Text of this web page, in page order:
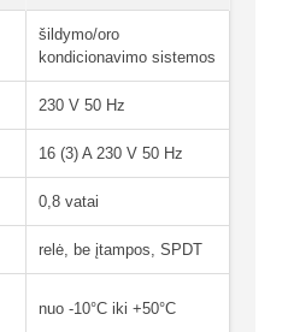
šildymo/oro
kondicionavimo sistemos
230 V 50 Hz
16 (3) A 230 V 50 Hz
0,8 vatai
relė, be įtampos, SPDT
nuo -10°C iki +50°C